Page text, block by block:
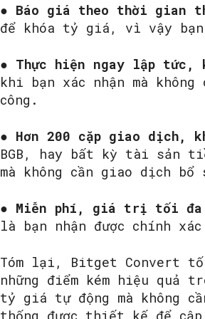
● Báo giá theo thời gian
để khóa tỷ giá, vì vậy
● Thực hiện ngay lập tức,
khi bạn xác nhận mà
công.
● Hơn 200 cặp giao dịch,
BGB, hay bất kỳ tài sản
mà không cần giao dịch bổ
● Miễn phí, giá trị tối
là bạn nhận được chính
Tóm lại, Bitget Convert
những điểm kém hiệu quả
tỷ giá tự động mà không
thống được thiết kế để